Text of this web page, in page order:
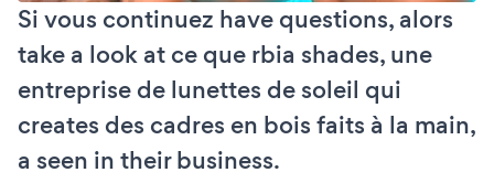
Si vous continuez have questions, alors
take a look at ce que rbia shades, une
entreprise de lunettes de soleil qui
creates des cadres en bois faits à la main,
a seen in their business.